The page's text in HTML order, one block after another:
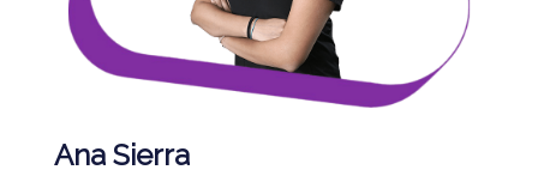
Ana Sierra